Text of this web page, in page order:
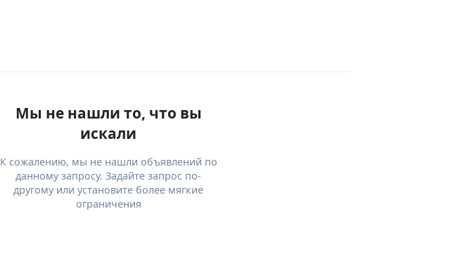
Мы не нашли то, что вы
искали
К сожалению, мы не нашли объявлений по
данному запросу. Задайте запрос по-
другому или установите более мягкие
ограничения